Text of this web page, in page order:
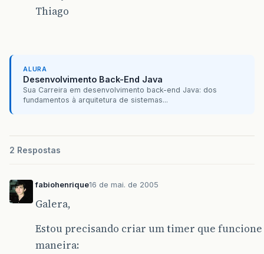
Thiago
ALURA
Desenvolvimento Back-End Java
Sua Carreira em desenvolvimento back-end Java: dos
fundamentos à arquitetura de sistemas...
2 Respostas
fabiohenrique16 de mai. de 2005
Galera,
Estou precisando criar um timer que
maneira: